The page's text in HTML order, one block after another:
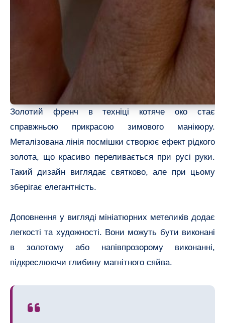
Золотий френч в техніці котяче око стає
справжньою прикрасою зимового манікюру.
Металізована лінія посмішки створює ефект рідкого
золота, що красиво переливається при русі руки.
Такий дизайн виглядає святково, але при цьому
зберігає елегантність.
Доповнення у вигляді мініатюрних метеликів додає
легкості та художності. Вони можуть бути виконані
в золотому або напівпрозорому виконанні,
підкреслюючи глибину магнітного сяйва.